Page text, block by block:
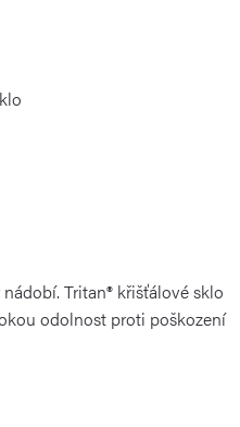
Tritan® křišťálové sklo
odolnost proti poškození